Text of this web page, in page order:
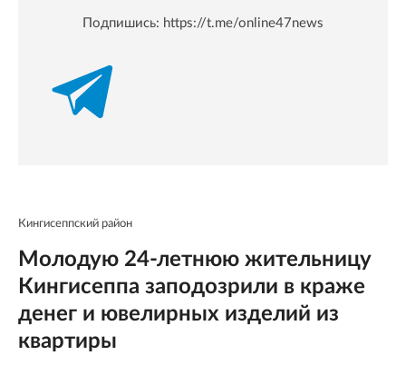
Подпишись: https://t.me/online47news
Кингисеппский район
Молодую 24-летнюю жительницу
Кингисеппа заподозрили в краже
денег и ювелирных изделий из
квартиры